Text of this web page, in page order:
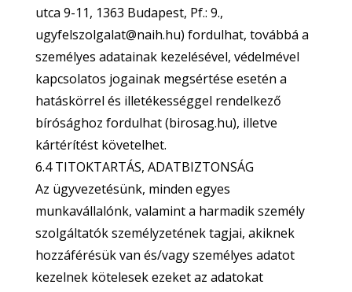
utca 9-11, 1363 Budapest, Pf.: 9.,
ugyfelszolgalat@naih.hu) fordulhat, továbbá a
személyes adatainak kezelésével, védelmével
kapcsolatos jogainak megsértése esetén a
hatáskörrel és illetékességgel rendelkező
bírósághoz fordulhat (birosag.hu), illetve
kártérítést követelhet.
6.4 TITOKTARTÁS, ADATBIZTONSÁG
Az ügyvezetésünk, minden egyes
munkavállalónk, valamint a harmadik személy
szolgáltatók személyzetének tagjai, akiknek
hozzáférésük van és/vagy személyes adatot
kezelnek kötelesek ezeket az adatokat